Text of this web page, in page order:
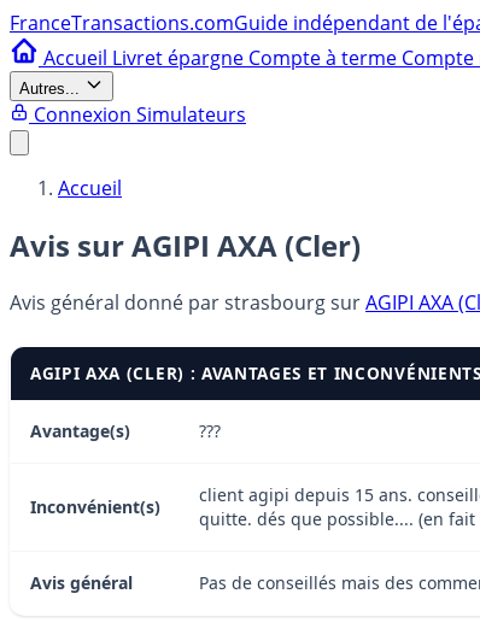
FranceTransactions.comGuide indépendant de
Accueil Livret épargne Compte à terme
Autres...
Connexion Simulateurs
Accueil
Avis sur AGIPI AXA (Cler)
Avis général donné parstrasbourgsurAGIPI AXA
AGIPI AXA (CLER) : AVANTAGES ET
Avantage(s) ???
Inconvénient(s)
client agipi depuis 15 ans.
quitte. dés que possible.... (en
Avis général Pas de conseillés mais des